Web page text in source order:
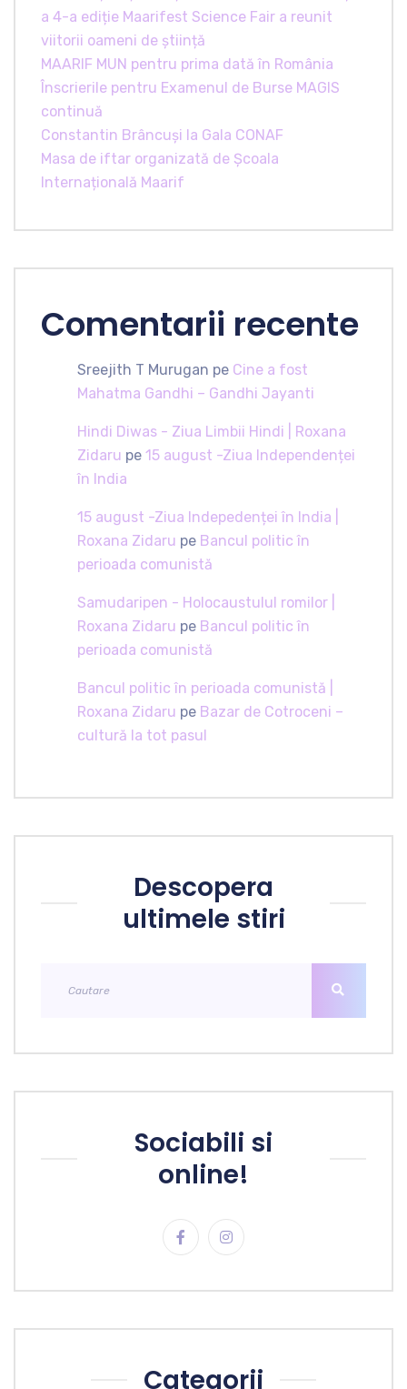
a 4-a ediție Maarifest Science Fair a reunit
viitorii oameni de știință
MAARIF MUN pentru prima dată în România
Înscrierile pentru Examenul de Burse MAGIS
continuă
Constantin Brâncuși la Gala CONAF
Masa de iftar organizată de Școala
Internațională Maarif
Comentarii recente
Sreejith T Murugan pe Cine a fost
Mahatma Gandhi – Gandhi Jayanti
Hindi Diwas - Ziua Limbii Hindi | Roxana
Zidaru pe 15 august -Ziua Independenței
în India
15 august -Ziua Indepedenței în India |
Roxana Zidaru pe Bancul politic în
perioada comunistă
Samudaripen - Holocaustulul romilor |
Roxana Zidaru pe Bancul politic în
perioada comunistă
Bancul politic în perioada comunistă |
Roxana Zidaru pe Bazar de Cotroceni –
cultură la tot pasul
Descopera
ultimele stiri
Sociabili si
online!
Categorii